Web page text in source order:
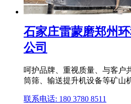
石家庄雷蒙磨郑州
公司
呵护品牌、重视质量、与客户
筒筛、输送提升机设备等矿山
联系电话: 180 3780 8511